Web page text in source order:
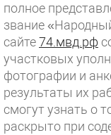
полное
звание
сайте74.мвд.рф
участковых
фотографии и
результаты их
смогут узнать о
раскрыто при